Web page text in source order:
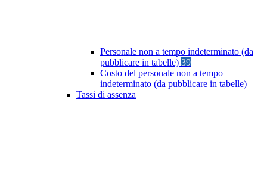
Personale non a tempo indeterminato (da
pubblicare in tabelle) 39
Costo del personale non a tempo
indeterminato (da pubblicare in tabelle)
Tassi di assenza